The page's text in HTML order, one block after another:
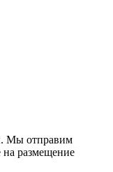
Мы отправим
на размещение